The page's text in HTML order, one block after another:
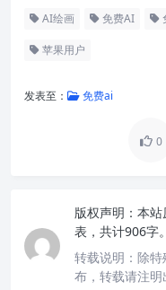
AI绘画 免费AI
苹果用户
发表至： 免费ai
0
版权声明： 本站
表，共计906字。
转载说明： 除特
布，转载请注明